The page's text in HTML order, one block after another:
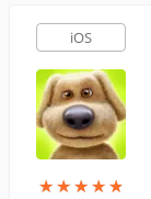
iOS
★★★★★
★★★★★